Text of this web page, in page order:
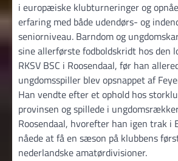
i europæiske klubturneringer og
erfaring med både udendørs- og
seniorniveau. Barndom og
sine allerførste fodboldskridt hos den
RKSV BSC i Roosendaal, før han
ungdomsspiller blev opsnappet af
Han vendte efter et ophold hos
provinsen og spillede i
Roosendaal, hvorefter han igen trak i
nåede at få en sæson på klubbens
nederlandske amatørdivisioner.